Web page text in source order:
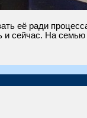
её ради
и сейчас. На